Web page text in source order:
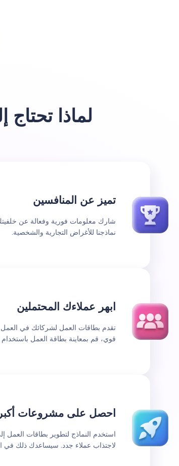
لماذا
تميز عن المنافسين
شارك معلومات فورية وفعالة عن
نماذجنا للأغراض التجارية والشخصية.
ابهر عملاءك المحتملين
تقدم بطاقات العمل لشركائك في
قوي، قم بمعاينة بطاقة العمل
احصل على مشروعات أكبر
استخدم النماذج لتطوير بطاقات العمل
لاجتذاب عملاء جدد. سيساعدك ذلك في